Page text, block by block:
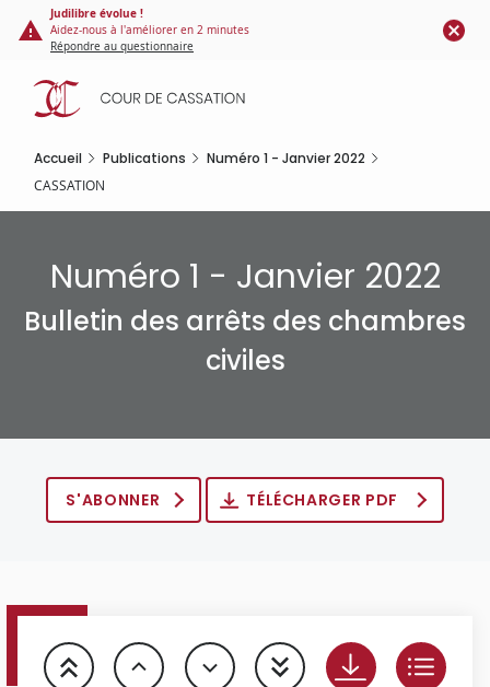
Panneau de gestion des cookies
contenu
principal
Judilibre évolue !
Aidez-nous à l'améliorer en 2 minutes
Répondre au questionnaire
Accueil Publications Numéro 1 - Janvier 2022
CASSATION
Numéro 1 - Janvier 2022
Bulletin des arrêts des chambres
civiles
S'ABONNER TÉLÉCHARGER PDF